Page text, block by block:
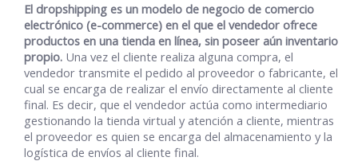
El dropshipping es un modelo de negocio de comercio
electrónico (e-commerce) en el que el vendedor ofrece
productos en una tienda en línea, sin poseer aún inventario
propio. Una vez el cliente realiza alguna compra, el
vendedor transmite el pedido al proveedor o fabricante, el
cual se encarga de realizar el envío directamente al cliente
final. Es decir, que el vendedor actúa como intermediario
gestionando la tienda virtual y atención a cliente, mientras
el proveedor es quien se encarga del almacenamiento y la
logística de envíos al cliente final.